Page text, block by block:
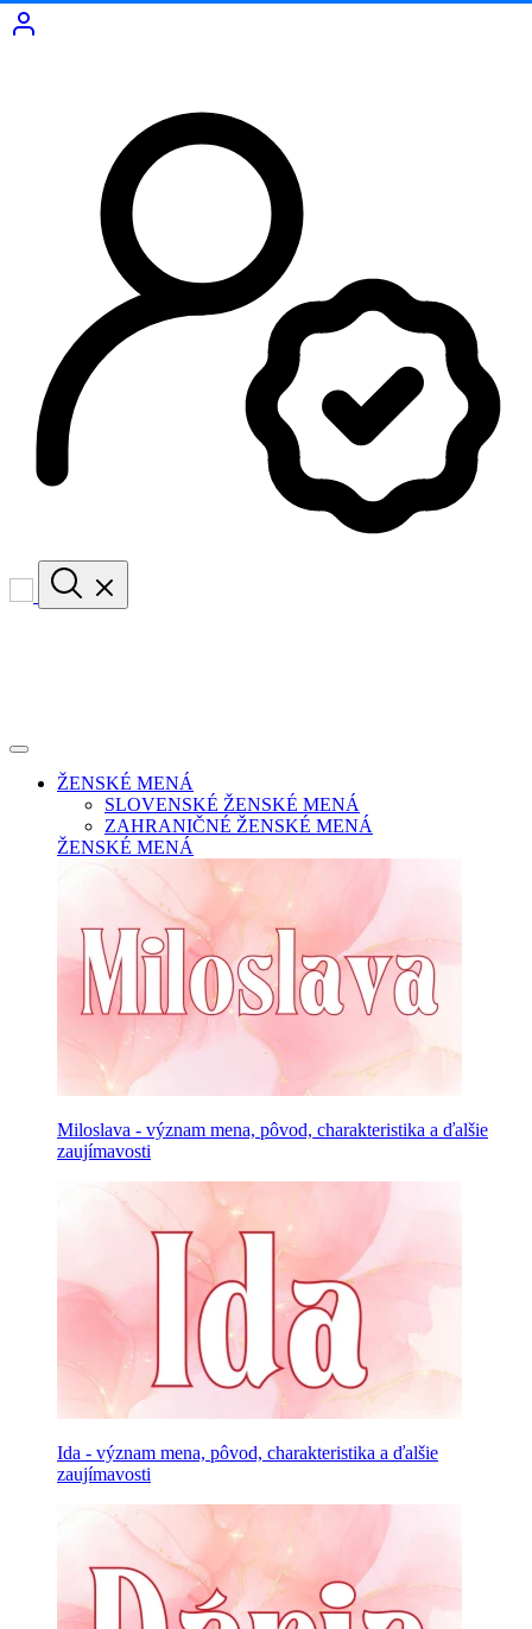
ŽENSKÉ MENÁ
SLOVENSKÉ ŽENSKÉ MENÁ
ZAHRANIČNÉ ŽENSKÉ MENÁ
ŽENSKÉ MENÁ
Miloslava - význam mena, pôvod, charakteristika a ďalšie
zaujímavosti
Ida - význam mena, pôvod, charakteristika a ďalšie
zaujímavosti